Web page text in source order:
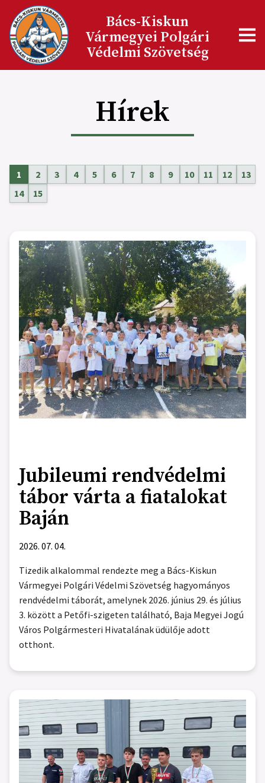
Bács-Kiskun
Vármegyei Polgári
Védelmi Szövetség
Hírek
1 2 3 4 5 6 7 8 9 10 11 12
13
14
15
Jubileumi rendvédelmi
tábor várta a fiatalokat
Baján
2026. 07. 04.
Tizedik alkalommal rendezte meg a Bács-Kiskun
Vármegyei Polgári Védelmi Szövetség hagyományos
rendvédelmi táborát, amelynek 2026. június 29. és július
3. között a Petőfi-szigeten található, Baja Megyei Jogú
Város Polgármesteri Hivatalának üdülője adott
otthont.